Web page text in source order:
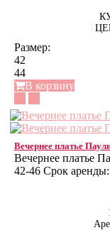
Размер:
42
44
В корзину
Вечернее платье
Вечернее платье
42-46 Срок